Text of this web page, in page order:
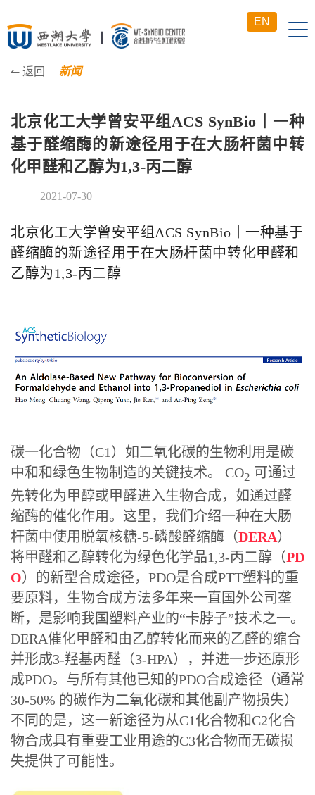
EN
↼ 返回 新闻
北京化工大学曾安平组ACS SynBio丨一种
基于醛缩酶的新途径用于在大肠杆菌中转
化甲醛和乙醇为1,3-丙二醇
2021-07-30
北京化工大学曾安平组ACS SynBio丨一种基于
醛缩酶的新途径用于在大肠杆菌中转化甲醛和
乙醇为1,3-丙二醇
碳一化合物（C1）如二氧化碳的生物利用是碳
中和和绿色生物制造的关键技术。 CO2 可通过
先转化为甲醇或甲醛进入生物合成，如通过醛
缩酶的催化作用。这里，我们介绍一种在大肠
杆菌中使用脱氧核糖-5-磷酸醛缩酶（DERA）
将甲醛和乙醇转化为绿色化学品1,3-丙二醇（PD
O）的新型合成途径，PDO是合成PTT塑料的重
要原料，生物合成方法多年来一直国外公司垄
断，是影响我国塑料产业的“卡脖子”技术之一。
DERA催化甲醛和由乙醇转化而来的乙醛的缩合
并形成3-羟基丙醛（3-HPA），并进一步还原形
成PDO。与所有其他已知的PDO合成途径（通常
30-50% 的碳作为二氧化碳和其他副产物损失）
不同的是，这一新途径为从C1化合物和C2化合
物合成具有重要工业用途的C3化合物而无碳损
失提供了可能性。